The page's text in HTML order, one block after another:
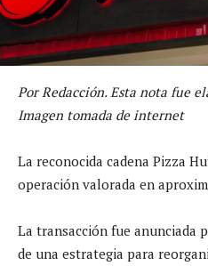
Por Redacción. Esta nota fue
Imagen tomada de internet
La reconocida cadena Pizza
operación valorada en
La transacción fue anunciada
de una estrategia para